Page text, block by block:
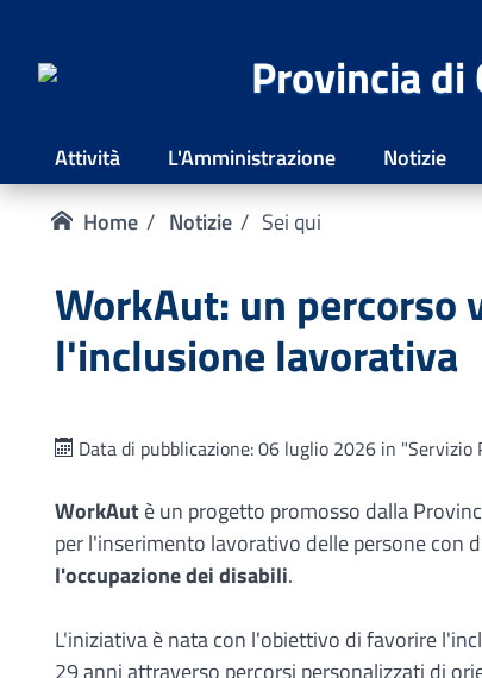
Provincia di
Attività L'Amministrazione Notizie
Home
Notizie Sei qui
WorkAut: un percorso
l'inclusione lavorativa
Data di pubblicazione: 06 luglio 2026 in
WorkAut è un progetto promosso dalla
per l'inserimento lavorativo delle persone con
l'occupazione dei disabili.
L'iniziativa è nata con l'obiettivo di favorire
29 anni attraverso percorsi personalizzati di